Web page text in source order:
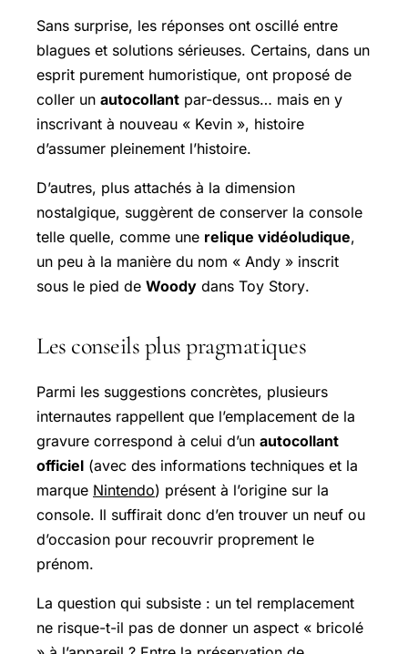
Sans surprise, les réponses ont oscillé entre
blagues et solutions sérieuses. Certains, dans un
esprit purement humoristique, ont proposé de
coller un autocollant par-dessus… mais en y
inscrivant à nouveau « Kevin », histoire
d’assumer pleinement l’histoire.
D’autres, plus attachés à la dimension
nostalgique, suggèrent de conserver la console
telle quelle, comme une relique vidéoludique,
un peu à la manière du nom « Andy » inscrit
sous le pied de Woody dans Toy Story.
Les conseils plus pragmatiques
Parmi les suggestions concrètes, plusieurs
internautes rappellent que l’emplacement de la
gravure correspond à celui d’un autocollant
officiel (avec des informations techniques et la
marque Nintendo) présent à l’origine sur la
console. Il suffirait donc d’en trouver un neuf ou
d’occasion pour recouvrir proprement le
prénom.
La question qui subsiste : un tel remplacement
ne risque-t-il pas de donner un aspect « bricolé